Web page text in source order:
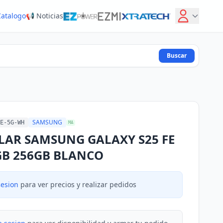
📢 Noticias
Buscar
5G-WH SAMSUNG MA
SAMSUNG GALAXY S25 FE
256GB BLANCO
para ver precios y realizar pedidos